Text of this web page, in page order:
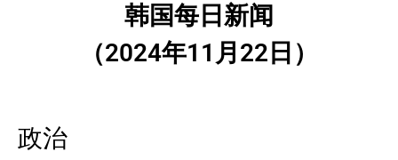
韩国每日新闻
（2024年11月22日）
政治